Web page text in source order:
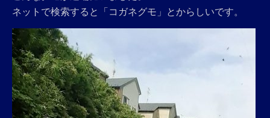
ネットで検索すると「コガネグモ」とからしいです。